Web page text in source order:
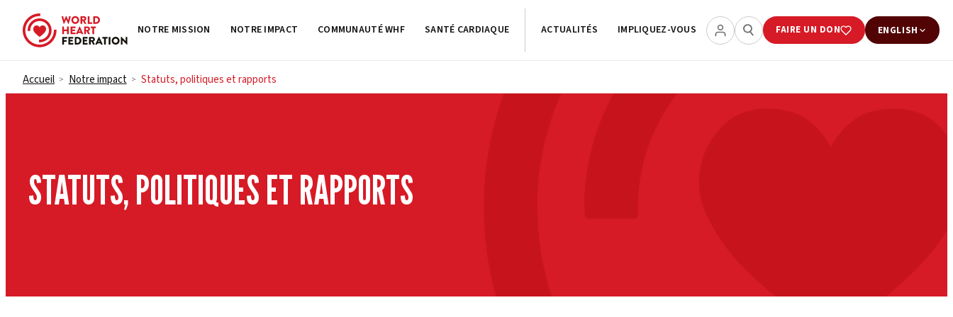
Skip to content
NOTRE MISSION NOTRE IMPACT COMMUNAUTÉ WHF SANTÉ CARDIAQUE ACTUALITÉS IMPLIQUEZ-VOUS FAIRE UN DON ENGLISH
Accueil > Notre impact > Statuts, politiques et rapports
STATUTS, POLITIQUES ET RAPPORTS